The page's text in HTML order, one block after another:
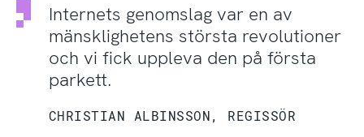
Internets genomslag var en av
mänsklighetens största revolutioner
och vi fick uppleva den på första
parkett.
CHRISTIAN ALBINSSON, REGISSÖR